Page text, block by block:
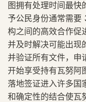
图拥有处理时间最快
予公民身份通常需
构之间的高效合作促
并及时解决可能出现
并验证所有文件，申
开始享受持有瓦努阿
落地签证进入许多国
和确定性的结合使瓦